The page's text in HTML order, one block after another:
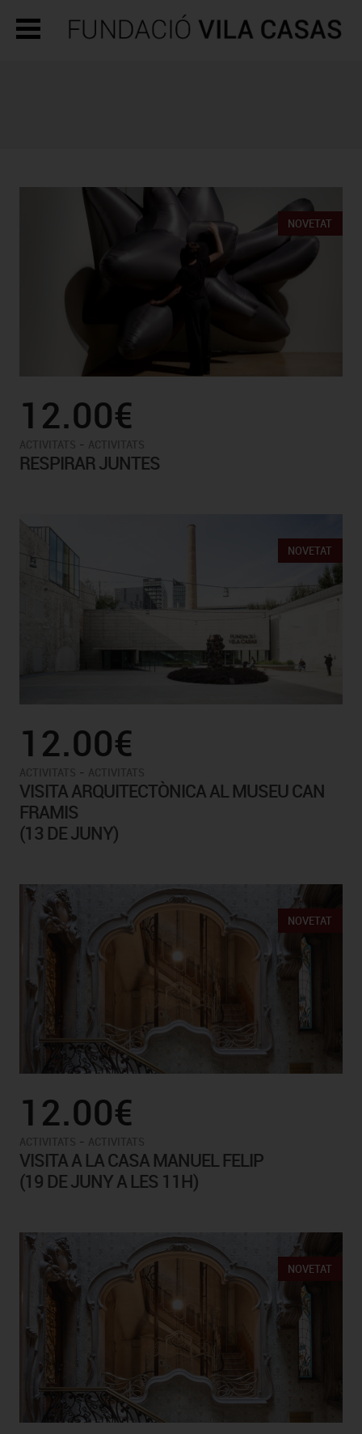
NOVETAT
12.00€
-
RESPIRAR JUNTES
NOVETAT
12.00€
-
VISITA ARQUITECTÒNICA AL MUSEU CAN
FRAMIS
(13 DE JUNY)
NOVETAT
12.00€
-
VISITA A LA CASA MANUEL FELIP
(19 DE JUNY A LES 11H)
NOVETAT